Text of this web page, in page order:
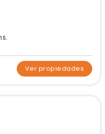
Ver propiedades